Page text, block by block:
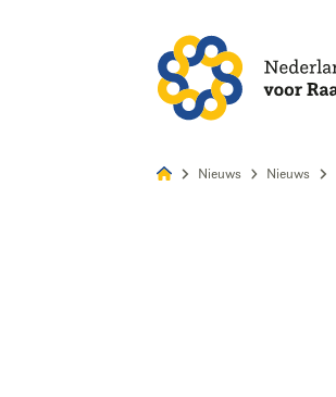
Nieuws Nieuws